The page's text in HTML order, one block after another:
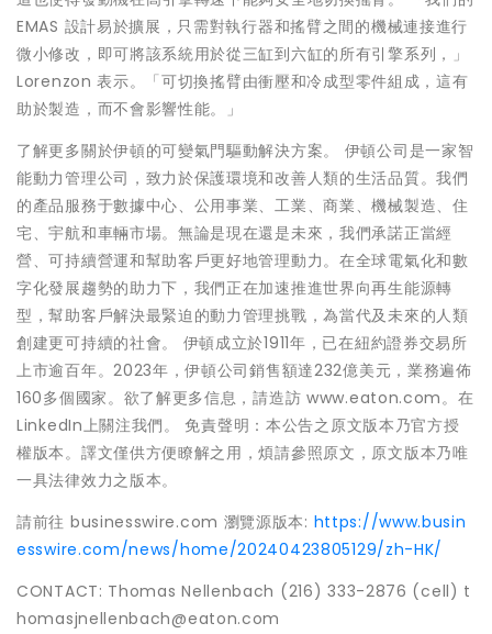
EMAS 設計易於擴展，只需對執行器和搖臂之間的機械連接進行
微小修改，即可將該系統用於從三缸到六缸的所有引擎系列，」
Lorenzon 表示。「可切換搖臂由衝壓和冷成型零件組成，這有
助於製造，而不會影響性能。」
了解更多關於伊頓的可變氣門驅動解決方案。 伊頓公司是一家智
能動力管理公司，致力於保護環境和改善人類的生活品質。我們
的產品服務于數據中心、公用事業、工業、商業、機械製造、住
宅、宇航和車輛市場。無論是現在還是未來，我們承諾正當經
營、可持續營運和幫助客戶更好地管理動力。在全球電氣化和數
字化發展趨勢的助力下，我們正在加速推進世界向再生能源轉
型，幫助客戶解決最緊迫的動力管理挑戰，為當代及未來的人類
創建更可持續的社會。 伊頓成立於1911年，已在紐約證券交易所
上市逾百年。2023年，伊頓公司銷售額達232億美元，業務遍佈
160多個國家。欲了解更多信息，請造訪 www.eaton.com。在
LinkedIn上關注我們。 免責聲明：本公告之原文版本乃官方授
權版本。譯文僅供方便瞭解之用，煩請參照原文，原文版本乃唯
一具法律效力之版本。
請前往 businesswire.com 瀏覽源版本: https://www.busin
esswire.com/news/home/20240423805129/zh-HK/
CONTACT: Thomas Nellenbach (216) 333-2876 (cell) t
homasjnellenbach@eaton.com